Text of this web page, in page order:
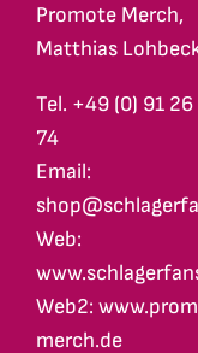
Promote Merch,
Matthias
Tel. +49 (0) 91
74
Email:
Web:
Web2:
merch.de